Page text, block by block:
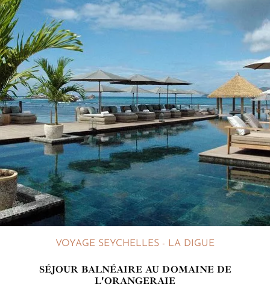
VOYAGE SEYCHELLES - LA DIGUE
SÉJOUR BALNÉAIRE AU DOMAINE DE
L'ORANGERAIE